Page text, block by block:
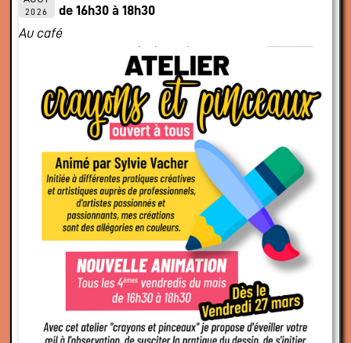
2026
de 16h30 à 18h30
Au café